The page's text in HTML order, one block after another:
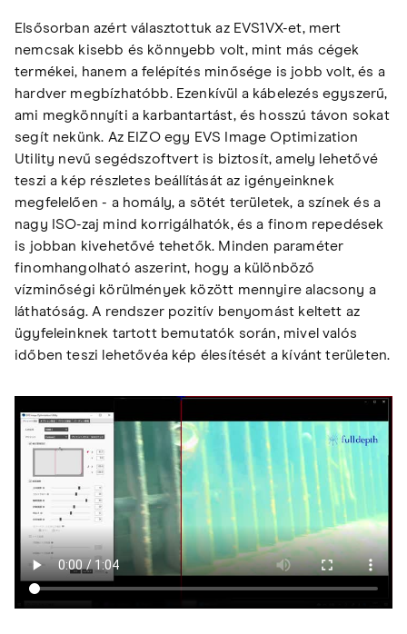
Elsősorban azért választottuk az EVS1VX-et, mert
nemcsak kisebb és könnyebb volt, mint más cégek
termékei, hanem a felépítés minősége is jobb volt, és a
hardver megbízhatóbb. Ezenkívül a kábelezés egyszerű,
ami megkönnyíti a karbantartást, és hosszú távon sokat
segít nekünk. Az EIZO egy EVS Image Optimization
Utility nevű segédszoftvert is biztosít, amely lehetővé
teszi a kép részletes beállítását az igényeinknek
megfelelően - a homály, a sötét területek, a színek és a
nagy ISO-zaj mind korrigálhatók, és a finom repedések
is jobban kivehetővé tehetők. Minden paraméter
finomhangolható aszerint, hogy a különböző
vízminőségi körülmények között mennyire alacsony a
láthatóság. A rendszer pozitív benyomást keltett az
ügyfeleinknek tartott bemutatók során, mivel valós
időben teszi lehetővéa kép élesítését a kívánt területen.